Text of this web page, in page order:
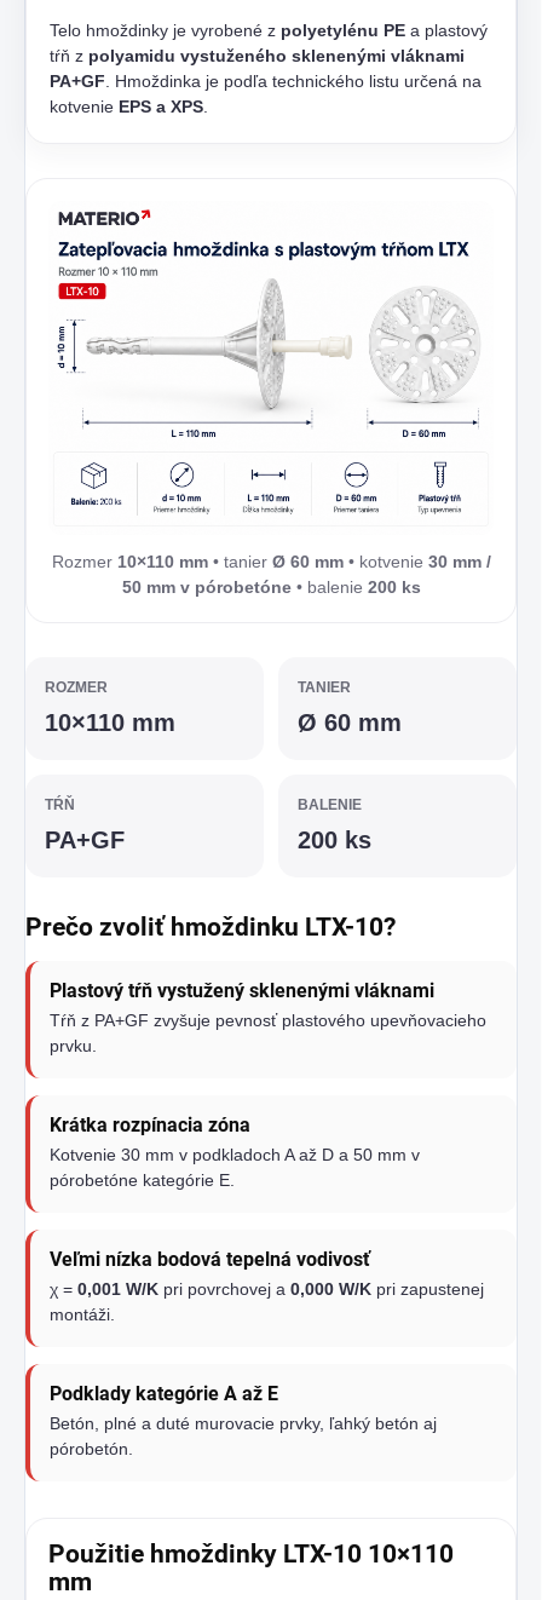
Telo hmoždinky je vyrobené z polyetylénu PE a plastový
tŕň z polyamidu vystuženého sklenenými vláknami
PA+GF . Hmoždinka je podľa technického listu určená na
kotvenie EPS a XPS
Rozmer 10×110 mm• tanier Ø 60 mm• kotvenie 30 mm /
50 mm v pórobetóne• balenie 200 ks
ROZMER
10×110 mm
TANIER
Ø 60 mm
TŔŇ
PA+GF
BALENIE
200 ks
Prečo zvoliť hmoždinku LTX-10?
Plastový tŕň vystužený sklenenými vláknami
Tŕň z PA+GF zvyšuje pevnosť plastového upevňovacieho
prvku.
Krátka rozpínacia zóna
Kotvenie 30 mm v podkladoch A až D a 50 mm v
pórobetóne kategórie E.
Veľmi nízka bodová tepelná vodivosť
χ = 0,001 W/K pri povrchovej a 0,000 W/K pri zapustenej
montáži.
Podklady kategórie A až E
Betón, plné a duté murovacie prvky, ľahký betón aj
pórobetón.
Použitie hmoždinky LTX-10 10×110
mm